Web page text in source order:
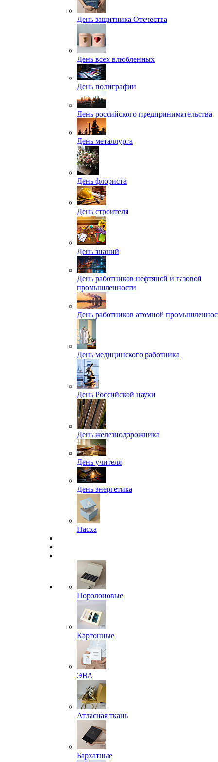
День защитника Отечества
День всех влюбленных
День полиграфии
День российского предпринимательства
День металлурга
День флориста
День строителя
День знаний
День работников нефтяной и газовой
промышленности
День работников атомной
День медицинского работника
День Российской науки
День железнодорожника
День учителя
День энергетика
Пасха
Поролоновые
Картонные
ЭВА
Атласная ткань
Бархатные